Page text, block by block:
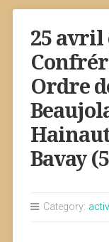
25 avril
Ordre
Bavay
Category: